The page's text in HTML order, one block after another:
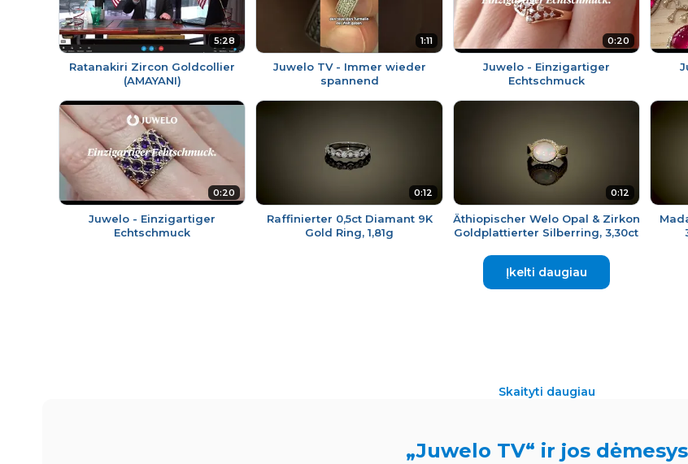
5:28
Ratanakiri Zircon Goldcollier
(AMAYANI)
1:11
Juwelo TV - Immer wieder
spannend
0:20
Juwelo - Einzigartiger
Echtschmuck
0:20
Juwelo - Einzigartiger
Echtschmuck
0:12
Raffinierter 0,5ct Diamant 9K
Gold Ring, 1,81g
0:12
Äthiopischer Welo Opal & Zirkon
Goldplattierter Silberring, 3,30ct
Įkelti daugiau
Skaityti daugiau
„Juwelo TV“ ir jos dėmesys